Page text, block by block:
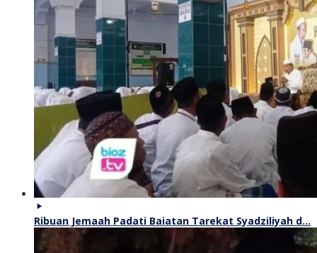
Ribuan Jemaah Padati Baiatan Tarekat Syadziliyah d…